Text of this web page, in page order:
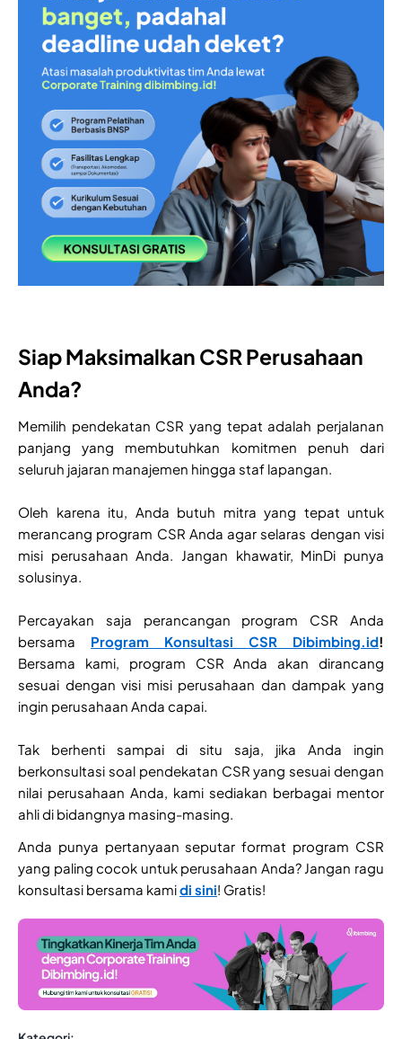
Siap Maksimalkan CSR Perusahaan
Anda?
Memilih pendekatan CSR yang tepat adalah perjalanan
panjang yang membutuhkan komitmen penuh dari
seluruh jajaran manajemen hingga staf lapangan.
Oleh karena itu, Anda butuh mitra yang tepat untuk
merancang program CSR Anda agar selaras dengan visi
misi perusahaan Anda. Jangan khawatir, MinDi punya
solusinya.
Percayakan saja perancangan program CSR Anda
bersama Program Konsultasi CSR Dibimbing.id!
Bersama kami, program CSR Anda akan dirancang
sesuai dengan visi misi perusahaan dan dampak yang
ingin perusahaan Anda capai.
Tak berhenti sampai di situ saja, jika Anda ingin
berkonsultasi soal pendekatan CSR yang sesuai dengan
nilai perusahaan Anda, kami sediakan berbagai mentor
ahli di bidangnya masing-masing.
Anda punya pertanyaan seputar format program CSR
yang paling cocok untuk perusahaan Anda? Jangan ragu
konsultasi bersama kamidi sini! Gratis!